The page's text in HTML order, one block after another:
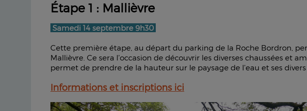
Étape 1 : Mallièvre
Samedi 14 septembre 9h30
Cette première étape, au départ du parking de la Roche Bordron,
Mallièvre. Ce sera l’occasion de découvrir les diverses chaussées et
permet de prendre de la hauteur sur le paysage de l’eau et ses
Informations et inscriptions ici